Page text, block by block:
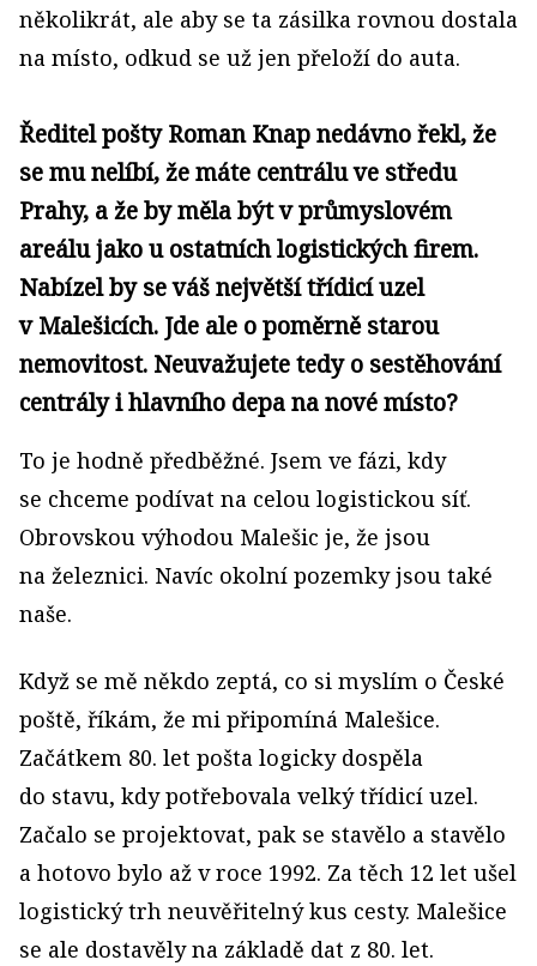
několikrát, ale aby se ta zásilka rovnou dostala
na místo, odkud se už jen přeloží do auta.
Ředitel pošty Roman Knap nedávno řekl, že
se mu nelíbí, že máte centrálu ve středu
Prahy, a že by měla být v průmyslovém
areálu jako u ostatních logistických firem.
Nabízel by se váš největší třídicí uzel
v Malešicích. Jde ale o poměrně starou
nemovitost. Neuvažujete tedy o sestěhování
centrály i hlavního depa na nové místo?
To je hodně předběžné. Jsem ve fázi, kdy
se chceme podívat na celou logistickou síť.
Obrovskou výhodou Malešic je, že jsou
na železnici. Navíc okolní pozemky jsou také
naše.
Když se mě někdo zeptá, co si myslím o České
poště, říkám, že mi připomíná Malešice.
Začátkem 80. let pošta logicky dospěla
do stavu, kdy potřebovala velký třídicí uzel.
Začalo se projektovat, pak se stavělo a stavělo
a hotovo bylo až v roce 1992. Za těch 12 let ušel
logistický trh neuvěřitelný kus cesty. Malešice
se ale dostavěly na základě dat z 80. let.